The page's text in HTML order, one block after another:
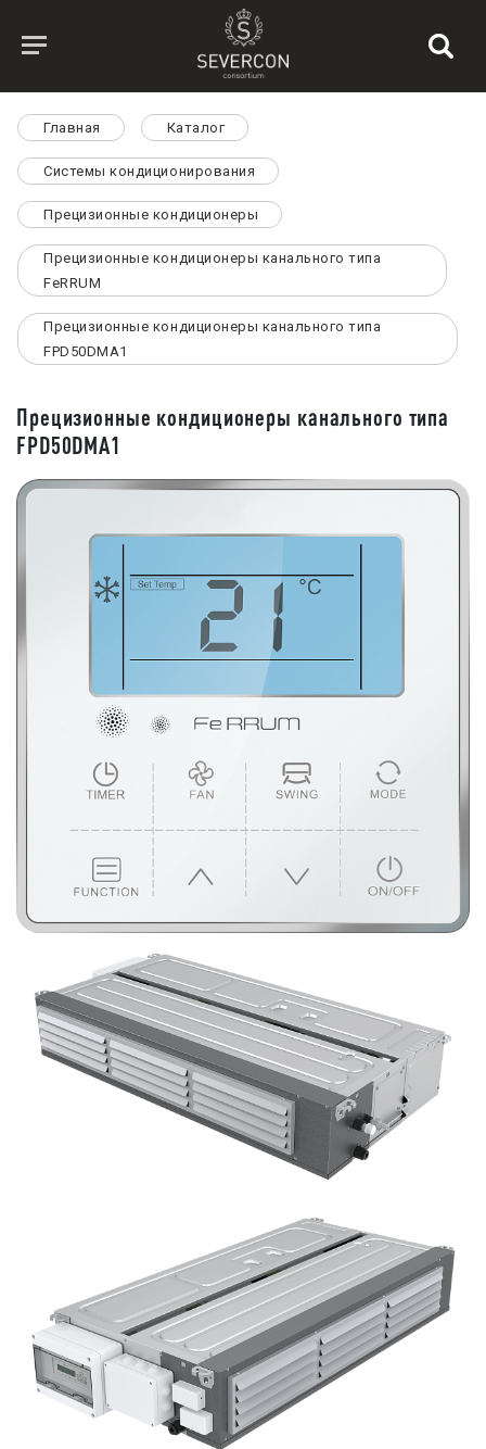
Главная Каталог
Системы кондиционирования
Прецизионные кондиционеры
Прецизионные кондиционеры канального типа
FeRRUM
Прецизионные кондиционеры канального типа
FPD50DMA1
Прецизионные кондиционеры канального типа
FPD50DMA1